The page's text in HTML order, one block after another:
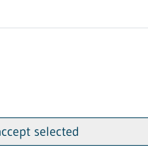
Baden-Württemberg
Württemberg
selected